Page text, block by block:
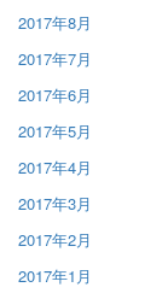
2017年8月
2017年7月
2017年6月
2017年5月
2017年4月
2017年3月
2017年2月
2017年1月